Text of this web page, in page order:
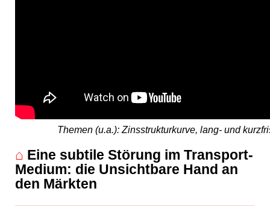
Themen (u.a.): Zinsstrukturkurve, lang- und
⌂ Eine subtile Störung im Transport-
Medium: die Unsichtbare Hand an
den Märkten